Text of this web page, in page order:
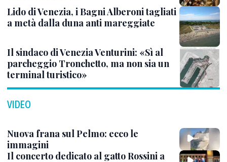
Lido di Venezia, i Bagni Alberoni tagliati
a metà dalla duna anti mareggiate
Il sindaco di Venezia Venturini: «Sì al
parcheggio Tronchetto, ma non sia un
terminal turistico»
VIDEO
Nuova frana sul Pelmo: ecco le
immagini
Il concerto dedicato al gatto Rossini a